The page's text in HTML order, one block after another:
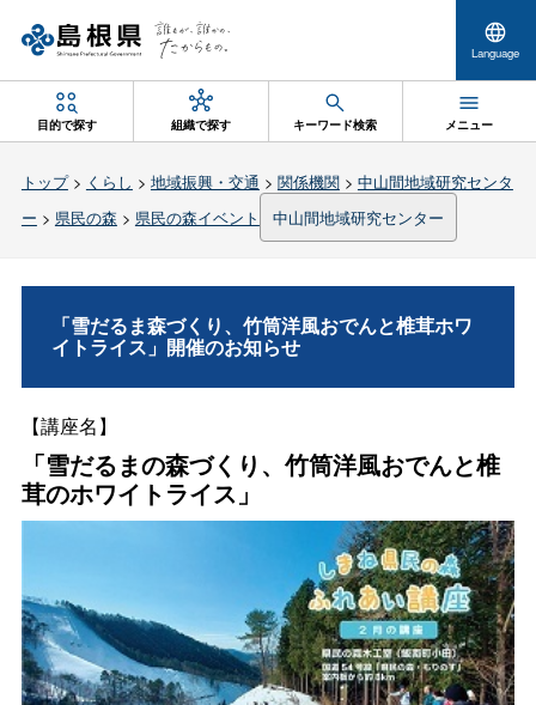
Language
目的で探す 組織で探す キーワード検索 メニュー
トップ> くらし > 地域振興・交通 > 関係機関> 中山間地域研究センタ
ー > 県民の森 > 県民の森イベント 中山間地域研究センター
「雪だるま森づくり、竹筒洋風おでんと椎茸ホワ
イトライス」開催のお知らせ
【講座名】
「雪だるまの森づくり、竹筒洋風おでんと椎
茸のホワイトライス」